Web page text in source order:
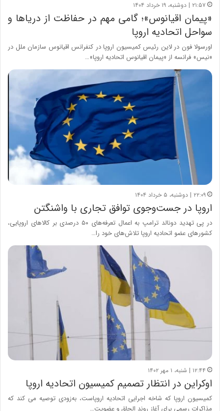
۲۱:۵۷ | دوشنبه، ۱۹ خرداد ۱۴۰۴
«پیمان اقیانوس»؛ گامی مهم در حفاظت از دریاها و
سواحل اتحادیه اروپا
اورسولا فون در لاین رئیس کمیسیون اروپا در کنفرانس اقیانوس سازمان ملل در
«نیس» فرانسه از «پیمان اقیانوس اتحادیه اروپا»…
۲۲:۰۹ | دوشنبه، ۵ خرداد ۱۴۰۴
اروپا در جست‌وجوی توافق تجاری با واشنگتن
در پی تهدید دونالد ترامپ به اعمال تعرفه‌های ۵۰ درصدی بر کالاهای اروپایی،
کشورهای عضو اتحادیه اروپا تلاش‌های خود را…
۱۲:۴۴ | شنبه، ۱ مهر ۱۴۰۲
اوکراین در انتظار تصمیم کمیسیون اتحادیه اروپا
کمیسیون اروپا که شاخه اجرایی اتحادیه اروپاست، به‌زودی توصیه می کند که